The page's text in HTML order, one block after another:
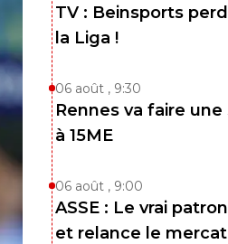
TV : Beinsports
la Liga !
06 août , 9:30
Rennes va faire
à 15ME
06 août , 9:00
ASSE : Le vrai
et relance le